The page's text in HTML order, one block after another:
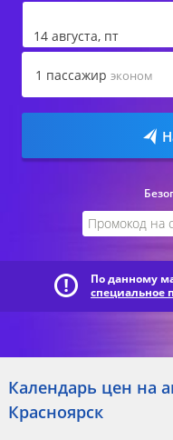
14 августа, пт
1 пассажир эконом
По данному
специальное
Календарь цен на
Красноярск